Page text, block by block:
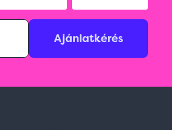
Ajánlatkérés